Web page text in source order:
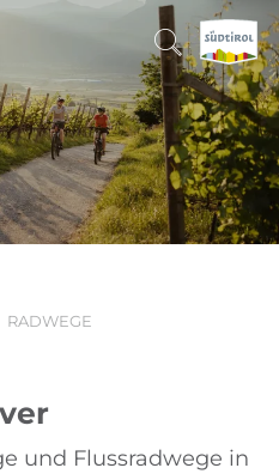
RADWEGE
und Flussradwege in